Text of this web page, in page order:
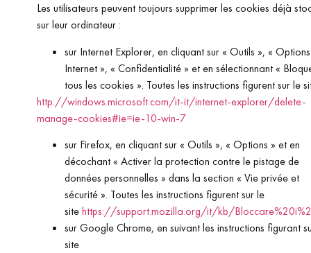
Les utilisateurs peuvent toujours supprimer les cookies déjà
sur leur ordinateur :
sur Internet Explorer, en cliquant sur « Outils », « Options
Internet », « Confidentialité » et en sélectionnant «
tous les cookies ». Toutes les instructions figurent sur le
http://windows.microsoft.com/it-it/internet-explorer/delete-
manage-cookies#ie=ie-10-win-7
sur Firefox, en cliquant sur « Outils », « Options » et en
décochant « Activer la protection contre le pistage de
données personnelles » dans la section « Vie privée et
sécurité ». Toutes les instructions figurent sur le
sitehttps://support.mozilla.org/it/kb/
sur Google Chrome, en suivant les instructions figurant
site